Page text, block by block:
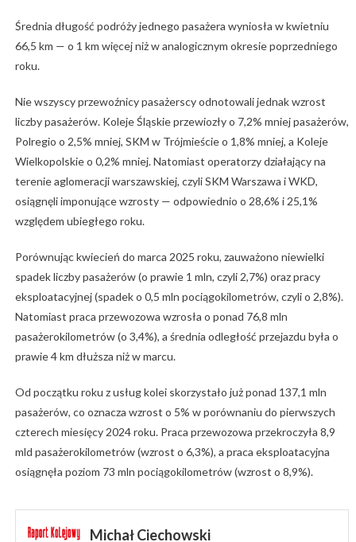
Średnia długość podróży jednego pasażera wyniosła w kwietniu
66,5 km — o 1 km więcej niż w analogicznym okresie poprzedniego
roku.
Nie wszyscy przewoźnicy pasażerscy odnotowali jednak wzrost
liczby pasażerów. Koleje Śląskie przewiozły o 7,2% mniej pasażerów,
Polregio o 2,5% mniej, SKM w Trójmieście o 1,8% mniej, a Koleje
Wielkopolskie o 0,2% mniej. Natomiast operatorzy działający na
terenie aglomeracji warszawskiej, czyli SKM Warszawa i WKD,
osiągnęli imponujące wzrosty — odpowiednio o 28,6% i 25,1%
względem ubiegłego roku.
Porównując kwiecień do marca 2025 roku, zauważono niewielki
spadek liczby pasażerów (o prawie 1 mln, czyli 2,7%) oraz pracy
eksploatacyjnej (spadek o 0,5 mln pociągokilometrów, czyli o 2,8%).
Natomiast praca przewozowa wzrosła o ponad 76,8 mln
pasażerokilometrów (o 3,4%), a średnia odległość przejazdu była o
prawie 4 km dłuższa niż w marcu.
Od początku roku z usług kolei skorzystało już ponad 137,1 mln
pasażerów, co oznacza wzrost o 5% w porównaniu do pierwszych
czterech miesięcy 2024 roku. Praca przewozowa przekroczyła 8,9
mld pasażerokilometrów (wzrost o 6,3%), a praca eksploatacyjna
osiągnęła poziom 73 mln pociągokilometrów (wzrost o 8,9%).
Michał Ciechowski